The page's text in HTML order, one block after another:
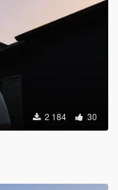
2 184 30